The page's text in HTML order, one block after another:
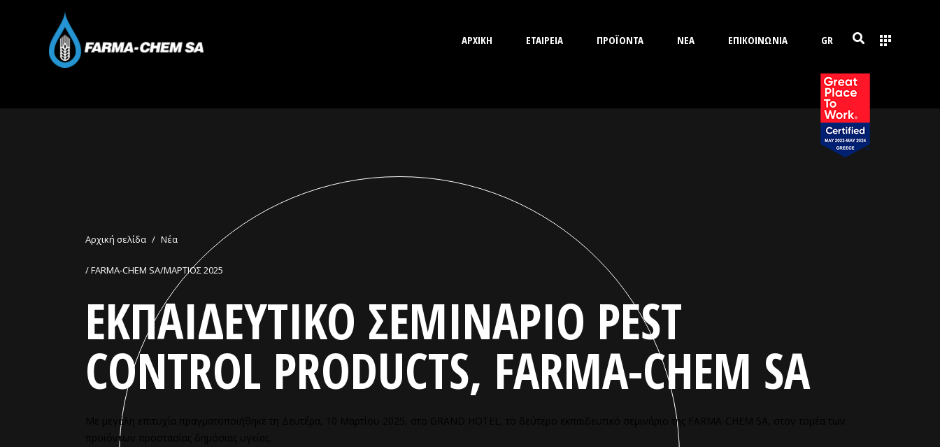
ΑΡΧΙΚΗ ΕΤΑΙΡΕΙΑ ΠΡΟΪΟΝΤΑ ΝΕΑ ΕΠΙΚΟΙΝΩΝΙΑ GR
Αρχική σελίδα / Νέα
/ FARMA-CHEM SA/ΜΑΡΤΙΟΣ 2025
ΕΚΠΑΙΔΕΥΤΙΚΟ ΣΕΜΙΝΑΡΙΟ PEST
CONTROL PRODUCTS, FARMA-CHEM SA
Με μεγάλη επιτυχία πραγματοποιήθηκε τη Δευτέρα, 10 Μαρτίου 2025, στο GRAND HOTEL, το δεύτερο εκπαιδευτικό σεμινάριο της FARMA-CHEM SA, στον τομέα των
προϊόντων προστασίας δημόσιας υγείας.